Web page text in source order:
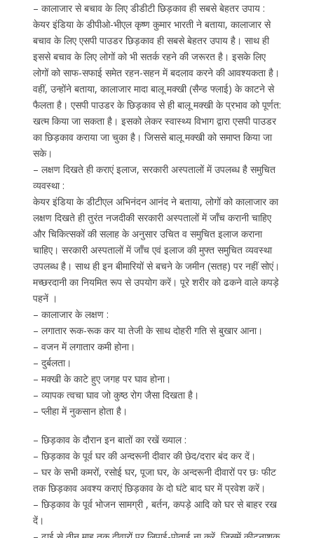
– कालाजार से बचाव के लिए डीडीटी छिड़काव ही सबसे बेहतर उपाय :
केयर इंडिया के डीपीओ-भीएल कृष्ण कुमार भारती ने बताया, कालाजार से
बचाव के लिए एसपी पाउडर छिड़काव ही सबसे बेहतर उपाय है। साथ ही
इससे बचाव के लिए लोगों को भी सतर्क रहने की जरूरत है। इसके लिए
लोगों को साफ-सफाई समेत रहन-सहन में बदलाव करने की आवश्यकता है।
वहीं, उन्होंने बताया, कालाजार मादा बालू मक्खी (सैन्ड फ्लाई) के काटने से
फैलता है। एसपी पाउडर के छिड़काव से ही बालू मक्खी के प्रभाव को पूर्णत:
खत्म किया जा सकता है। इसको लेकर स्वास्थ्य विभाग द्वारा एसपी पाउडर
का छिड़काव कराया जा चुका है। जिससे बालू मक्खी को समाप्त किया जा
सके।
– लक्षण दिखते ही कराएं इलाज, सरकारी अस्पतालों में उपलब्ध है समुचित
व्यवस्था :
केयर इंडिया के डीटीएल अभिनंदन आनंद ने बताया, लोगों को कालाजार का
लक्षण दिखते ही तुरंत नजदीकी सरकारी अस्पतालों में जाँच करानी चाहिए
और चिकित्सकों की सलाह के अनुसार उचित व समुचित इलाज कराना
चाहिए। सरकारी अस्पतालों में जाँच एवं इलाज की मुफ्त समुचित व्यवस्था
उपलब्ध है। साथ ही इन बीमारियों से बचने के जमीन (सतह) पर नहीं सोएं।
मच्छरदानी का नियमित रूप से उपयोग करें। पूरे शरीर को ढकने वाले कपड़े
पहनें ।
– कालाजार के लक्षण :
– लगातार रूक-रूक कर या तेजी के साथ दोहरी गति से बुखार आना।
– वजन में लगातार कमी होना।
– दुर्बलता।
– मक्खी के काटे हुए जगह पर घाव होना।
– व्यापक त्वचा घाव जो कुष्ठ रोग जैसा दिखता है।
– प्लीहा में नुकसान होता है।
– छिड़काव के दौरान इन बातों का रखें ख्याल :
– छिड़काव के पूर्व घर की अन्दरूनी दीवार की छेद/दरार बंद कर दें।
– घर के सभी कमरों, रसोई घर, पूजा घर, के अन्दरूनी दीवारों पर छः फीट
तक छिड़काव अवश्य कराएं छिड़काव के दो घंटे बाद घर में प्रवेश करें।
– छिड़काव के पूर्व भोजन सामग्री , बर्तन, कपड़े आदि को घर से बाहर रख
दें।